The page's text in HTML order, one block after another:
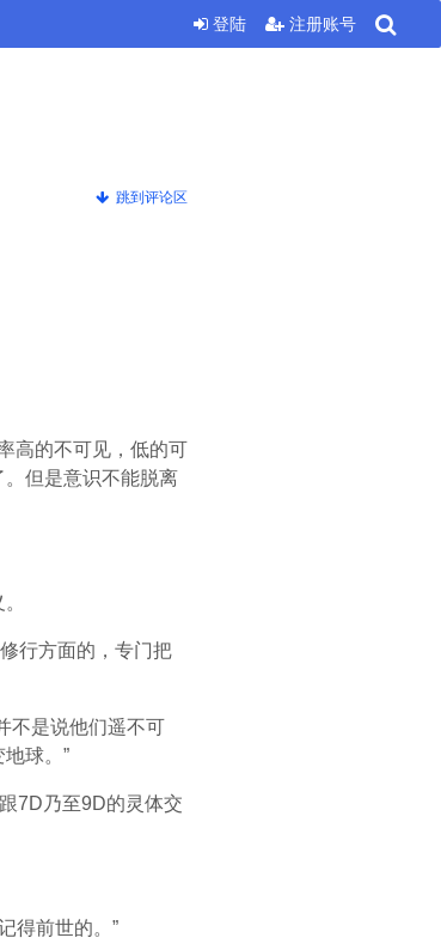
登陆 注册账号
跳到评论区
高的不可见，低的可
但是意识不能脱离
行方面的，专门把
不是说他们遥不可
球。”
7D乃至9D的灵体交
得前世的。”